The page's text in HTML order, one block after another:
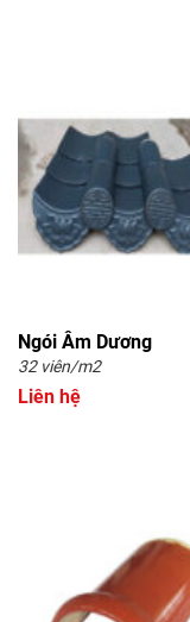
Ngói Âm Dương
32 viên/m2
Liên hệ